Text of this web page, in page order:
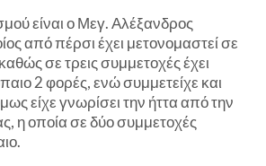
είναι ο Μεγ. Αλέξανδρος
από πέρσι έχει μετονομαστεί σε
σε τρεις συμμετοχές έχει
2 φορές, ενώ συμμετείχε και
είχε γνωρίσει την ήττα από την
η οποία σε δύο συμμετοχές